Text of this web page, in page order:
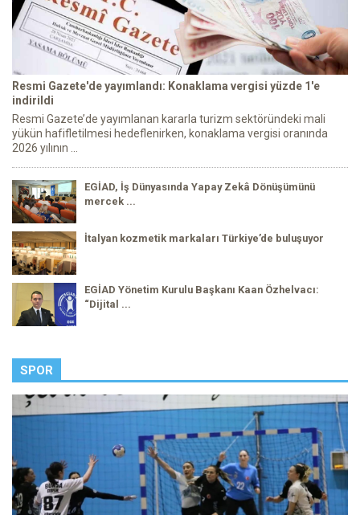
Resmi Gazete'de yayımlandı: Konaklama vergisi yüzde 1'e
indirildi
Resmi Gazete’de yayımlanan kararla turizm sektöründeki mali
yükün hafifletilmesi hedeflenirken, konaklama vergisi oranında
2026 yılının ...
EGİAD, İş Dünyasında Yapay Zekâ Dönüşümünü
mercek ...
İtalyan kozmetik markaları Türkiye’de buluşuyor
EGİAD Yönetim Kurulu Başkanı Kaan Özhelvacı:
“Dijital ...
SPOR